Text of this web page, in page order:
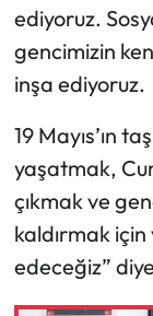
ediyoruz.
gencimizin
inşa ediyoruz.
19 Mayıs’ın
yaşatmak,
çıkmak ve
kaldırmak
edeceğiz”